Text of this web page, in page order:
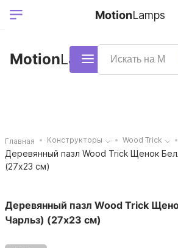
Ваш регион
Выберите ваш
+7
38-68
MotionLamps Каталог
MotionLamps
Главная Конструкторы Wood Trick
Деревянный пазл Wood Trick Щенок
(27x23 см)
Деревянный пазл Wood Trick
Чарльз) (27x23 см)